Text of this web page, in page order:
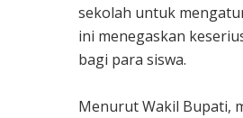
sekolah untuk
ini menegaskan
bagi para siswa.
Menurut Wakil Bupati,